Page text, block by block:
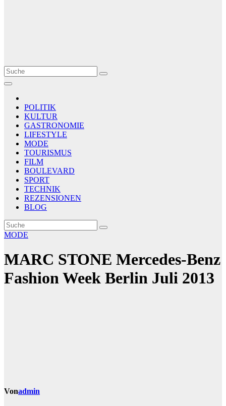
Le Matin
AGENCE DE PRESSE
POLITIK
KULTUR
GASTRONOMIE
LIFESTYLE
MODE
TOURISMUS
FILM
BOULEVARD
SPORT
TECHNIK
REZENSIONEN
BLOG
MODE
MARC STONE Mercedes-Benz
Fashion Week Berlin Juli 2013
Vonadmin